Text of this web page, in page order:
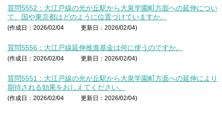
質問5552：大江戸線の光が丘駅から大泉学園町方面への延伸につい
て、国や東京都はどのように位置づけていますか。
(作成日：2026/02/04 更新日：2026/02/04)
質問5556：大江戸線延伸推進基金は何に使うのですか。
(作成日：2026/02/04 更新日：2026/02/04)
質問5551：大江戸線の光が丘駅から大泉学園町方面への延伸により
期待される効果をおしえてください。
(作成日：2026/02/04 更新日：2026/02/04)